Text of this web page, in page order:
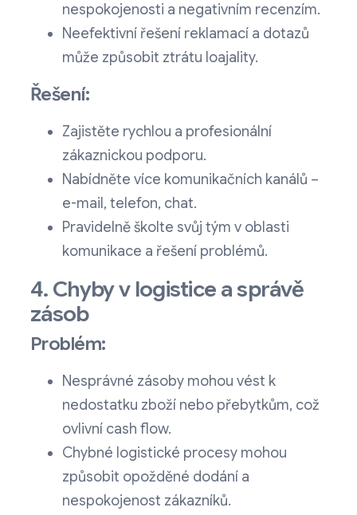
nespokojenosti a negativním recenzím.
Neefektivní řešení reklamací a dotazů
může způsobit ztrátu loajality.
Řešení:
Zajistěte rychlou a profesionální
zákaznickou podporu.
Nabídněte více komunikačních kanálů –
e-mail, telefon, chat.
Pravidelně školte svůj tým v oblasti
komunikace a řešení problémů.
4. Chyby v logistice a správě
zásob
Problém:
Nesprávné zásoby mohou vést k
nedostatku zboží nebo přebytkům, což
ovlivní cash flow.
Chybné logistické procesy mohou
způsobit opožděné dodání a
nespokojenost zákazníků.